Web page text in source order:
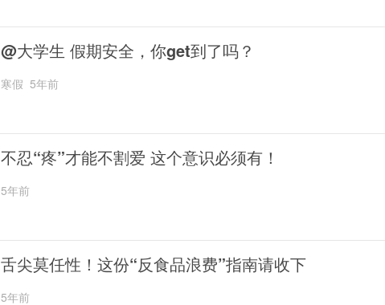
@大学生 假期安全，你get到了吗？
寒假 5年前
不忍“疼”才能不割爱 这个意识必须有！
5年前
舌尖莫任性！这份“反食品浪费”指南请收下
5年前